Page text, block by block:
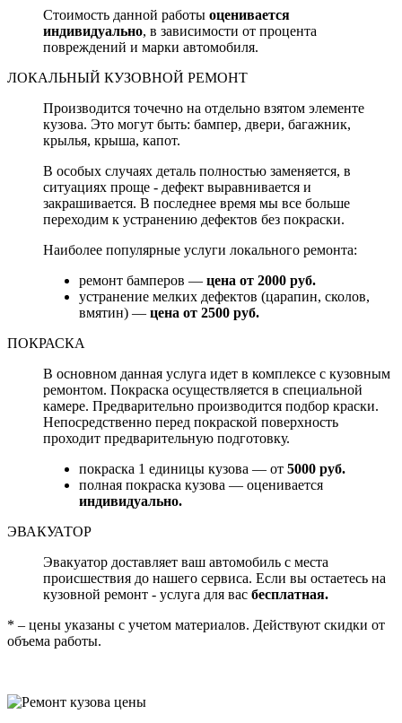
Стоимость данной работы оценивается
индивидуально, в зависимости от процента
повреждений и марки автомобиля.
ЛОКАЛЬНЫЙ КУЗОВНОЙ РЕМОНТ
Производится точечно на отдельно взятом элементе
кузова. Это могут быть: бампер, двери, багажник,
крылья, крыша, капот.
В особых случаях деталь полностью заменяется, в
ситуациях проще - дефект выравнивается и
закрашивается. В последнее время мы все больше
переходим к устранению дефектов без покраски.
Наиболее популярные услуги локального ремонта:
ремонт бамперов — цена от 2000 руб.
устранение мелких дефектов (царапин, сколов,
вмятин) — цена от 2500 руб.
ПОКРАСКА
В основном данная услуга идет в комплексе с кузовным
ремонтом. Покраска осуществляется в специальной
камере. Предварительно производится подбор краски.
Непосредственно перед покраской поверхность
проходит предварительную подготовку.
покраска 1 единицы кузова — от 5000 руб.
полная покраска кузова — оценивается
индивидуально.
ЭВАКУАТОР
Эвакуатор доставляет ваш автомобиль с места
происшествия до нашего сервиса. Если вы остаетесь на
кузовной ремонт - услуга для вас бесплатная.
* – цены указаны с учетом материалов. Действуют скидки от
объема работы.